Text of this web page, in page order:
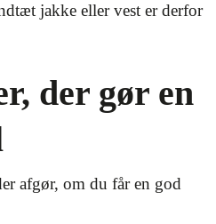
jakke eller vest er derfor
der gør en
afgør, om du får en god